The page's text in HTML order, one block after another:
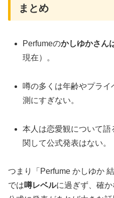
まとめ
Perfumeのかしゆかさん
現在）。
噂の多くは年齢やプラ
測にすぎない。
本人は恋愛観について語
関して公式発表はない。
つまり「Perfume かしゆか
では噂レベルに過ぎず、確か